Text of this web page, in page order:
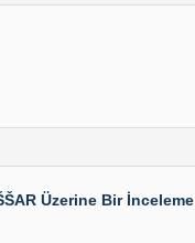
Üzerine Bir İnceleme